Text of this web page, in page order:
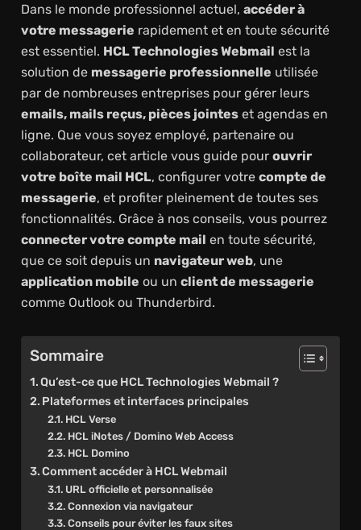
Dans le monde professionnel actuel, accéder à
votre messagerie rapidement et en toute sécurité
est essentiel. HCL Technologies Webmail est la
solution de messagerie professionnelle utilisée
par de nombreuses entreprises pour gérer leurs
emails, mails reçus, pièces jointeset agendas en
ligne. Que vous soyez employé, partenaire ou
collaborateur, cet article vous guide pour ouvrir
votre boîte mail HCL, configurer votre compte de
messagerie, et profiter pleinement de toutes ses
fonctionnalités. Grâce à nos conseils, vous pourrez
connecter votre compte mail en toute sécurité,
que ce soit depuis un navigateur web, une
application mobile ou un client de messagerie
comme Outlook ou Thunderbird.
Sommaire
Qu’est-ce que HCL Technologies Webmail ?
Plateformes et interfaces principales
HCL Verse
HCL iNotes / Domino Web Access
HCL Domino
Comment accéder à HCL Webmail
URL officielle et personnalisée
Connexion via navigateur
Conseils pour éviter les faux sites